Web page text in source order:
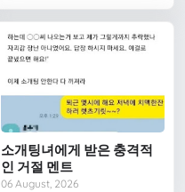
소개팅녀에게 받은 충격적
인 거절 멘트
06 August, 2026